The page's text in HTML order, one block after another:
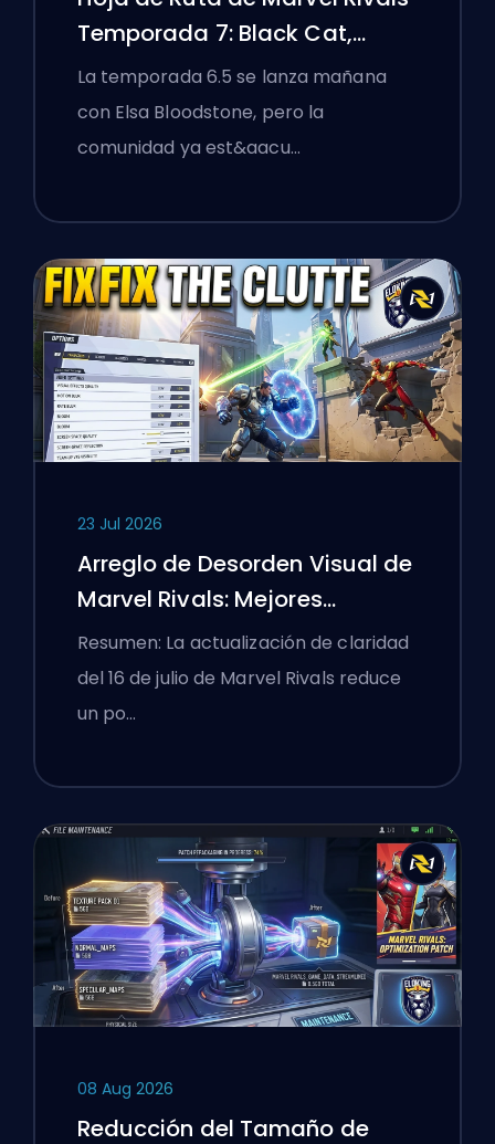
Temporada 7: Black Cat,
White Fox y el Evento Monsters
Take Manhattan
La temporada 6.5 se lanza mañana
con Elsa Bloodstone, pero la
comunidad ya est&aacu…
23 Jul 2026
Arreglo de Desorden Visual de
Marvel Rivals: Mejores
Configuraciones
Competitivas Después del
Parche del 16 de Julio
Resumen: La actualización de claridad
del 16 de julio de Marvel Rivals reduce
un po…
08 Aug 2026
Reducción del Tamaño de